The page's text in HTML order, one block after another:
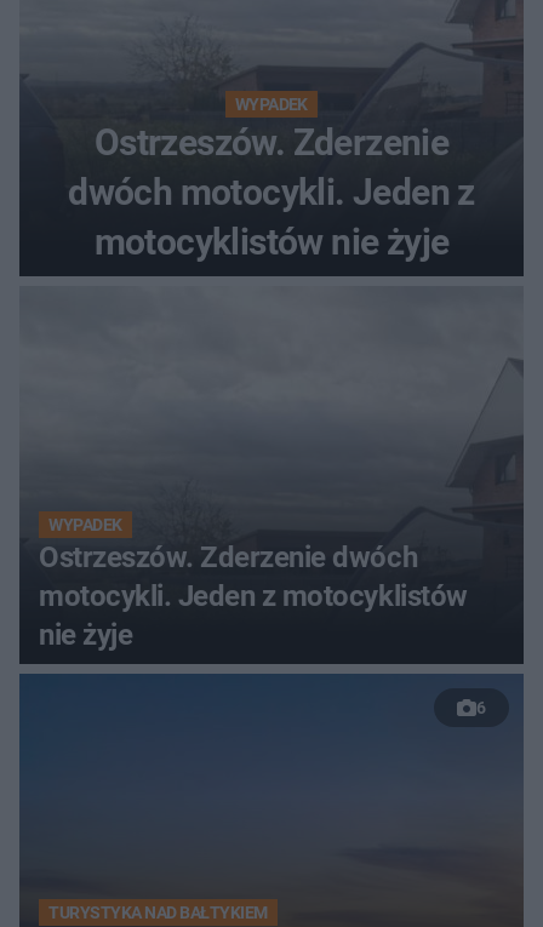
WYPADEK
Ostrzeszów. Zderzenie
dwóch motocykli. Jeden z
motocyklistów nie żyje
WYPADEK
Ostrzeszów. Zderzenie dwóch
motocykli. Jeden z motocyklistów
nie żyje
6
TURYSTYKA NAD BAŁTYKIEM